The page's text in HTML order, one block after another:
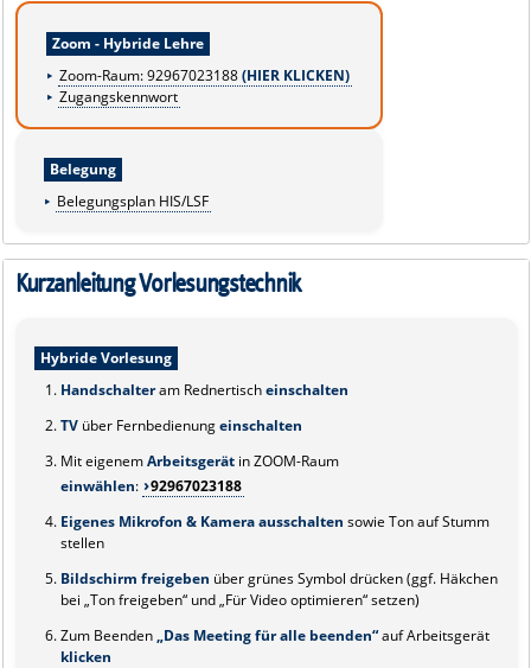
Zoom - Hybride Lehre
Zoom-Raum: 92967023188(HIER KLICKEN)
Zugangskennwort
Belegung
Belegungsplan HIS/LSF
Kurzanleitung Vorlesungstechnik
Hybride Vorlesung
Handschalteram Rednertischeinschalten
TV über Fernbedienungeinschalten
Mit eigenemArbeitsgerätin ZOOM-Raum
einwählen: 92967023188
Eigenes Mikrofon & Kamera ausschalten sowie Ton auf Stumm
stellen
Bildschirm freigeben über grünes Symbol drücken (ggf. Häkchen
bei „Ton freigeben“ und „Für Video optimieren“ setzen)
Zum Beenden„Das Meeting für alle beenden“auf Arbeitsgerät
klicken